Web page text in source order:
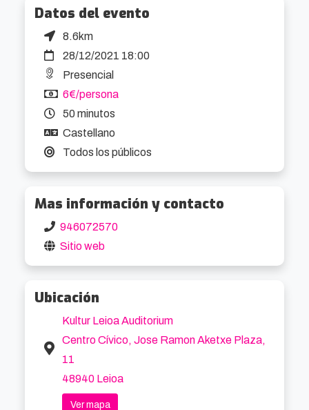
travesía por los campos se van encontrando.
Poco a poco descubren que les une el deseo de
ser músicos y entre canciones y bailes deciden
excelencia. Pronto se dan cuenta de que unos
especializado en robar sueños. No saben
tienen clara: estando juntos lo importante es el
camino.
Datos del evento
8.6km
28/12/2021 18:00
Presencial
6€/persona
50 minutos
Castellano
Todos los públicos
Mas información y contacto
946072570
Sitio web
Ubicación
Kultur Leioa Auditorium
Centro Cívico, Jose Ramon Aketxe Plaza,
11
48940 Leioa
Ver mapa